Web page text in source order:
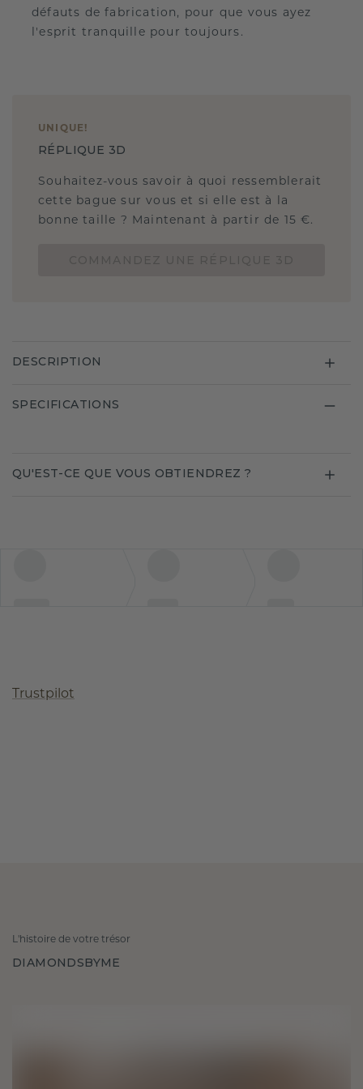
défauts de fabrication, pour que vous ayez
l'esprit tranquille pour toujours.
UNIQUE !
RÉPLIQUE 3D
Souhaitez-vous savoir à quoi ressemblerait
cette bague sur vous et si elle est à la
bonne taille ? Maintenant à partir de 15 €.
DESCRIPTION
SPECIFICATIONS
QU'EST-CE QUE VOUS OBTIENDREZ ?
Trustpilot
L'histoire de votre trésor
DIAMONDSBYME